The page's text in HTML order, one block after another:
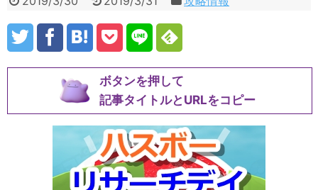
ボタンを押して
記事タイトルとURLをコピー